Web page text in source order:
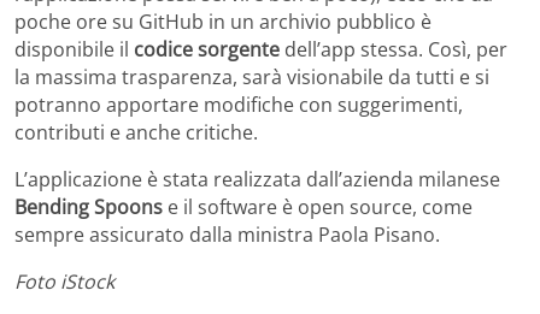
poche ore su GitHub in un archivio pubblico è
disponibile il codice sorgente dell’app stessa. Così, per
la massima trasparenza, sarà visionabile da tutti e si
potranno apportare modifiche con suggerimenti,
contributi e anche critiche.
L’applicazione è stata realizzata dall’azienda milanese
Bending Spoons e il software è open source, come
sempre assicurato dalla ministra Paola Pisano.
Foto iStock